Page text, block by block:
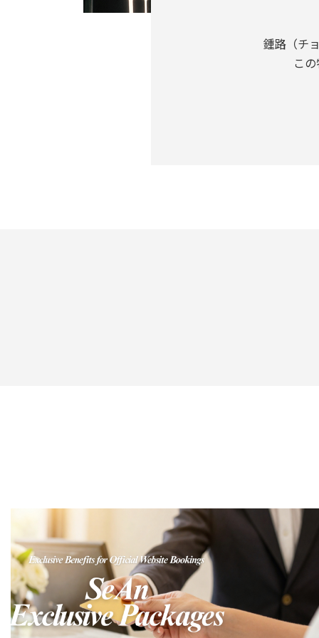
鍾路（チ
こ